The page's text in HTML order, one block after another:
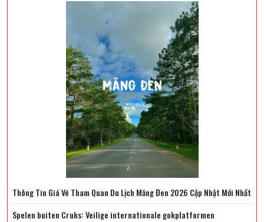
Thông Tin Giá Vé Tham Quan Du Lịch Măng Đen 2026 Cập Nhật Mới Nhất
Spelen buiten Cruks: Veilige internationale gokplatformen